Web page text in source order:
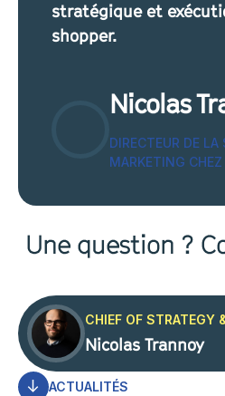
stratégique et
shopper.
Nicolas
DIRECTEUR DE LA
MARKETING
Une question ?
CHIEF OF STRATEGY
Nicolas Trannoy
ACTUALITÉS